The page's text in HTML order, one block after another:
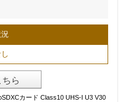
ら
カード Class10 UHS-I U3 V30